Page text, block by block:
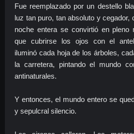
Fue reemplazado por un destello
luz tan puro, tan absoluto y cegador,
noche entera se convirtió en pleno
que cubrirse los ojos con el
iluminó cada hoja de los árboles,
la carretera, pintando el mundo
antinaturales.
Y entonces, el mundo entero se
y sepulcral silencio.